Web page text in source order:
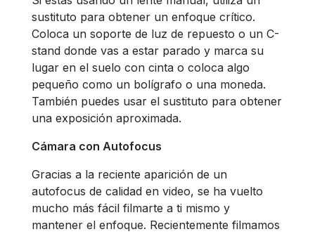
sustituto para obtener un enfoque crítico.
Coloca un soporte de luz de repuesto o un C-
stand donde vas a estar parado y marca su
lugar en el suelo con cinta o coloca algo
pequeño como un bolígrafo o una moneda.
También puedes usar el sustituto para obtener
una exposición aproximada.
Cámara con Autofocus
Gracias a la reciente aparición de un
autofocus de calidad en video, se ha vuelto
mucho más fácil filmarte a ti mismo y
mantener el enfoque. Recientemente filmamos